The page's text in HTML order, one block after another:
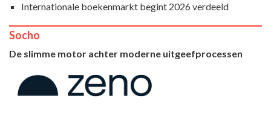
Internationale boekenmarkt begint 2026 verdeeld
Socho
De slimme motor achter moderne uitgeefprocessen